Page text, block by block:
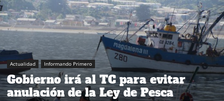
Actualidad Informando Primero
Gobierno irá al TC para evitar
anulación de la Ley de Pesca